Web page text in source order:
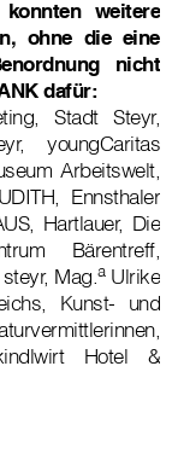
weitere
ohne die eine
nicht
dafür:
Stadt Steyr,
youngCaritas
Arbeitswelt,
Ennsthaler
Hartlauer, Die
Bärentreff,
Mag. aUlrike
Kunst- und
Hotel &